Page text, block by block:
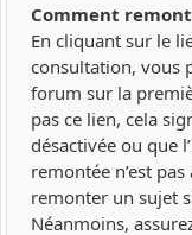
Comment
En cliquant sur le
consultation, vous
forum sur la
pas ce lien, cela
désactivée ou que
remontée n’est
remonter un sujet
Néanmoins,